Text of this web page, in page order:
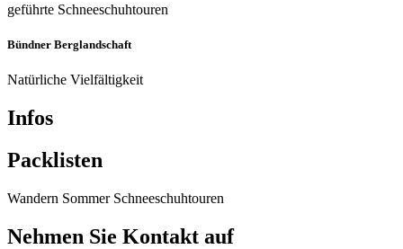
geführte Schneeschuhtouren
Bündner Berglandschaft
Natürliche Vielfältigkeit
Infos
Packlisten
Wandern Sommer Schneeschuhtouren
Nehmen Sie Kontakt auf